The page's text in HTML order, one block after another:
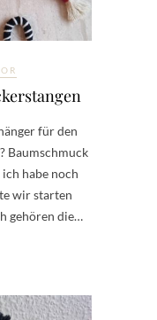
für den
Baumschmuck
habe noch
wir starten
gehören die…